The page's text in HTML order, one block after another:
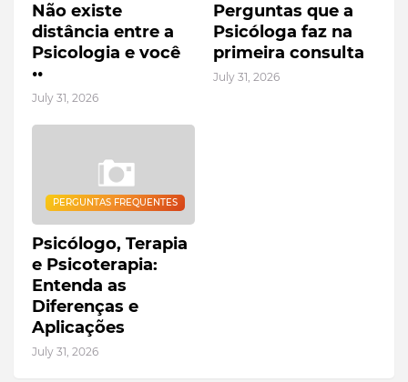
Não existe
distância entre a
Psicologia e você
••
July 31, 2026
Perguntas que a
Psicóloga faz na
primeira consulta
July 31, 2026
PERGUNTAS FREQUENTES
Psicólogo, Terapia
e Psicoterapia:
Entenda as
Diferenças e
Aplicações
July 31, 2026